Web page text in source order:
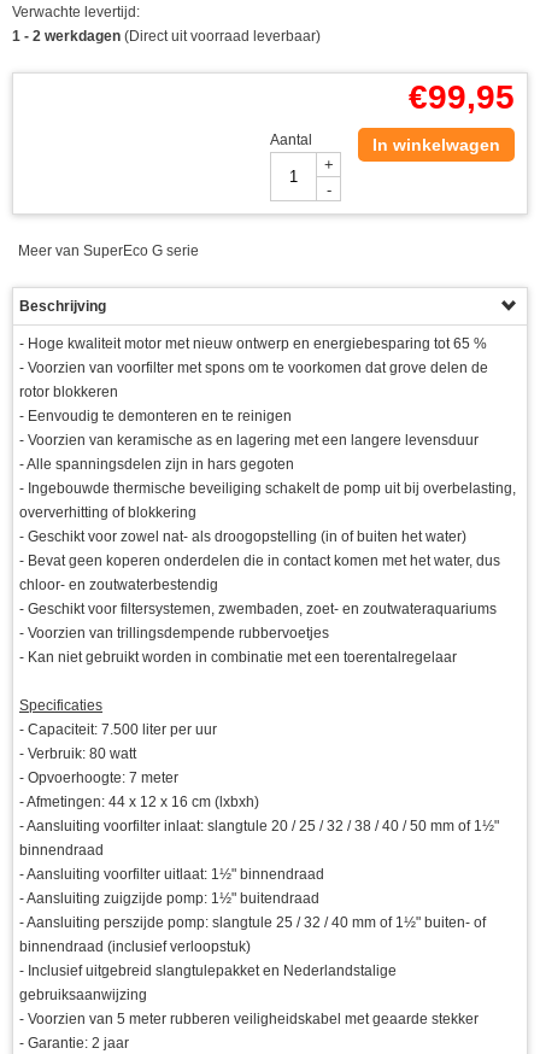
Verwachte levertijd:
1 - 2 werkdagen (Direct uit voorraad leverbaar)
€99,95
Aantal
+
-
In winkelwagen
Meer van SuperEco G serie
Beschrijving
- Hoge kwaliteit motor met nieuw ontwerp en energiebesparing tot 65 %
- Voorzien van voorfilter met spons om te voorkomen dat grove delen de
rotor blokkeren
- Eenvoudig te demonteren en te reinigen
- Voorzien van keramische as en lagering met een langere levensduur
- Alle spanningsdelen zijn in hars gegoten
- Ingebouwde thermische beveiliging schakelt de pomp uit bij overbelasting,
oververhitting of blokkering
- Geschikt voor zowel nat- als droogopstelling (in of buiten het water)
- Bevat geen koperen onderdelen die in contact komen met het water, dus
chloor- en zoutwaterbestendig
- Geschikt voor filtersystemen, zwembaden, zoet- en zoutwateraquariums
- Voorzien van trillingsdempende rubbervoetjes
- Kan niet gebruikt worden in combinatie met een toerentalregelaar
Specificaties
- Capaciteit: 7.500 liter per uur
- Verbruik: 80 watt
- Opvoerhoogte: 7 meter
- Afmetingen: 44 x 12 x 16 cm (lxbxh)
- Aansluiting voorfilter inlaat: slangtule 20 / 25 / 32 / 38 / 40 / 50 mm of 1½"
binnendraad
- Aansluiting voorfilter uitlaat: 1½" binnendraad
- Aansluiting zuigzijde pomp: 1½" buitendraad
- Aansluiting perszijde pomp: slangtule 25 / 32 / 40 mm of 1½" buiten- of
binnendraad (inclusief verloopstuk)
- Inclusief uitgebreid slangtulepakket en Nederlandstalige
gebruiksaanwijzing
- Voorzien van 5 meter rubberen veiligheidskabel met geaarde stekker
- Garantie: 2 jaar